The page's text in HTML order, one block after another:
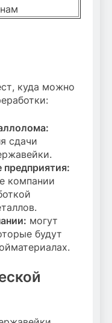
куда можно
сдачи
компании
могут
будут